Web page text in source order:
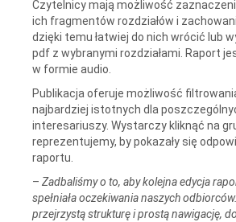
Czytelnicy mają możliwość
ich fragmentów rozdziałów i
dzięki temu łatwiej do nich wrócić lub
pdf z wybranymi rozdziałami. Raport
w formie audio.
Publikacja oferuje możliwość
najbardziej istotnych dla
interesariuszy. Wystarczy kliknąć na
reprezentujemy, by pokazały się
raportu.
– Zadbaliśmy o to, aby kolejna edycja
spełniała oczekiwania naszych
przejrzystą strukturę i prostą nawigację,